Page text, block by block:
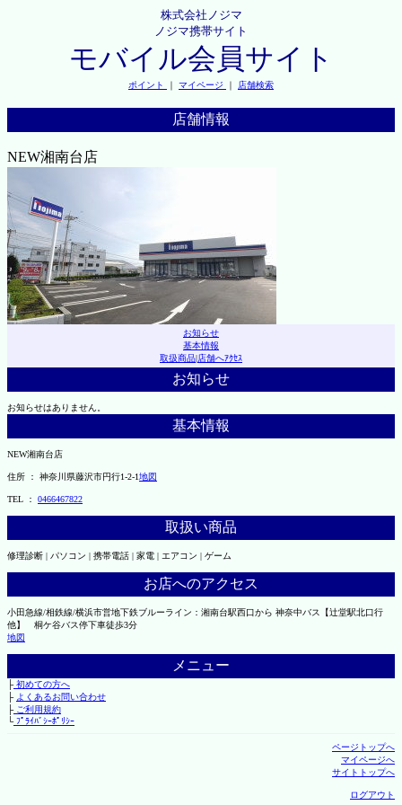
株式会社ノジマ
ノジマ携帯サイト
モバイル会員サイト
ポイント ｜ マイページ ｜ 店舗検索
店舗情報
NEW湘南台店
お知らせ
基本情報
取扱商品|店舗へｱｸｾｽ
お知らせ
お知らせはありません。
基本情報
NEW湘南台店
住所 ： 神奈川県藤沢市円行1-2-1地図
TEL ： 0466467822
取扱い商品
修理診断 | パソコン | 携帯電話 | 家電 | エアコン | ゲーム
お店へのアクセス
小田急線/相鉄線/横浜市営地下鉄ブルーライン：湘南台駅西口から 神奈中バス【辻堂駅北口行
他】 桐ケ谷バス停下車徒歩3分
地図
メニュー
├初めての方へ
├ よくあるお問い合わせ
├ご利用規約
└ﾌﾟﾗｲﾊﾞｼｰﾎﾟﾘｼｰ
ページトップへ
マイページへ
サイトトップへ
ログアウト